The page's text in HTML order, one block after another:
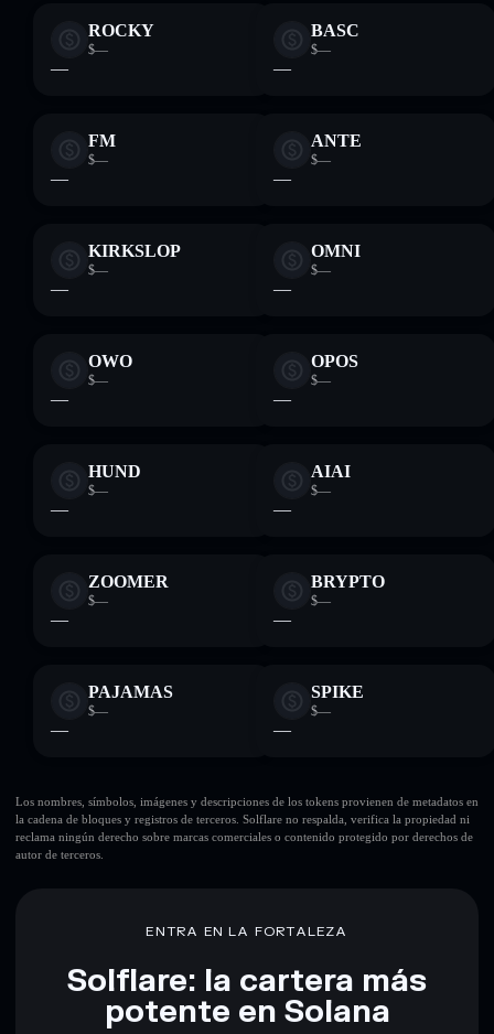
ROCKY
$—
—
BASC
$—
—
FM
$—
—
ANTE
$—
—
KIRKSLOP
$—
—
OMNI
$—
—
OWO
$—
—
OPOS
$—
—
HUND
$—
—
AIAI
$—
—
ZOOMER
$—
—
BRYPTO
$—
—
PAJAMAS
$—
—
SPIKE
$—
—
Los nombres, símbolos, imágenes y descripciones de los tokens provienen de metadatos en
la cadena de bloques y registros de terceros. Solflare no respalda, verifica la propiedad ni
reclama ningún derecho sobre marcas comerciales o contenido protegido por derechos de
autor de terceros.
ENTRA EN LA FORTALEZA
Solflare: la cartera más
potente en Solana